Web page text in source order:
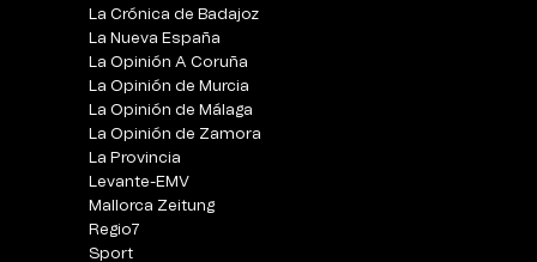
La Crónica de Badajoz
La Nueva España
La Opinión A Coruña
La Opinión de Murcia
La Opinión de Málaga
La Opinión de Zamora
La Provincia
Levante-EMV
Mallorca Zeitung
Regio7
Sport